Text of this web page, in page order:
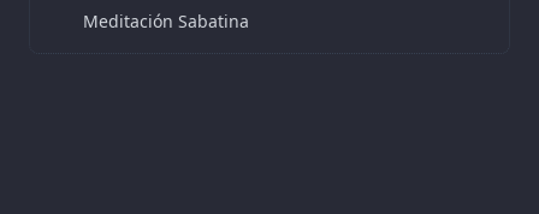
Meditación Sabatina